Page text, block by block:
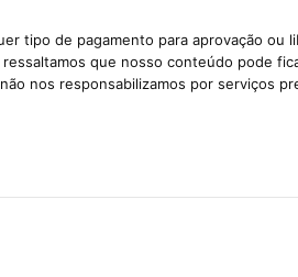
tipo de pagamento para aprovação ou
que nosso conteúdo pode
nos responsabilizamos por serviços